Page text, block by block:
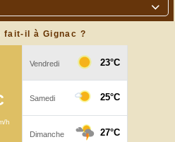

fait-il à Gignac ?